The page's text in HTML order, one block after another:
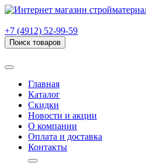
+7 (4912) 52-99-59
Поиск товаров
Главная
Каталог
Скидки
Новости и акции
О компании
Оплата и доставка
Контакты